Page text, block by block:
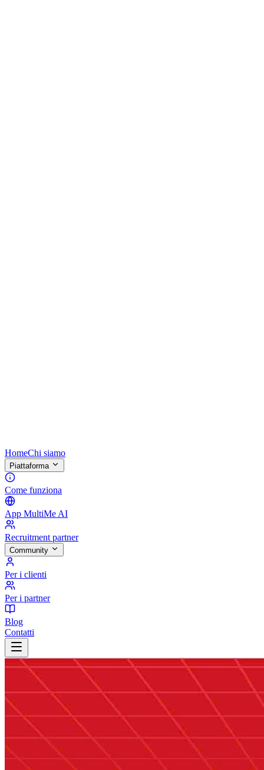
HomeChi siamo
Piattaforma
Come funziona
App MultiMe AI
Recruitment partner
Community
Per i clienti
Per i partner
Blog
Contatti